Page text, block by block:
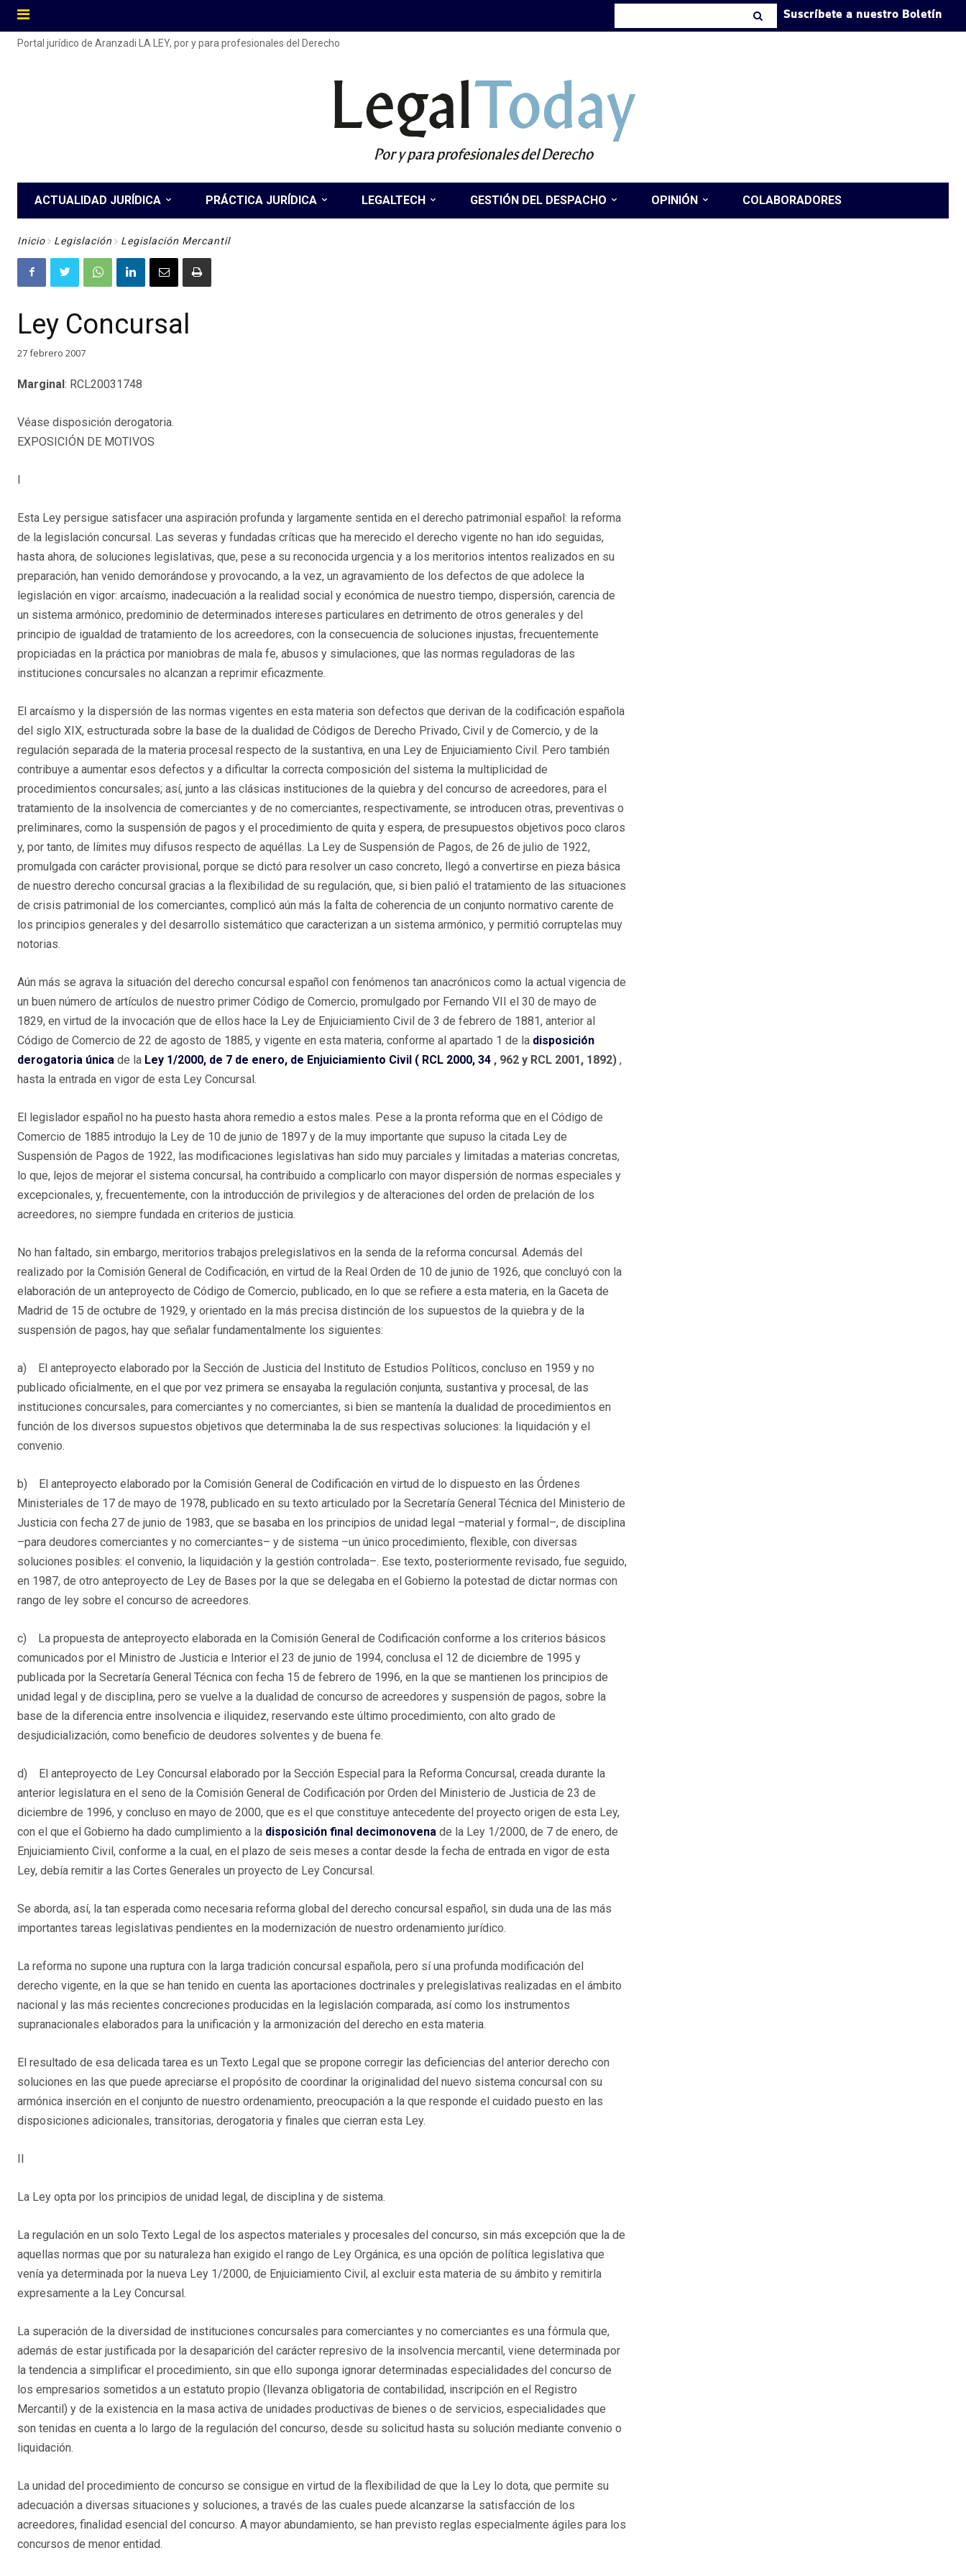
Suscríbete a nuestro Boletín
Portal jurídico de Aranzadi LA LEY, por y para profesionales del Derecho
LegalToday
Por y para profesionales del Derecho
ACTUALIDAD JURÍDICA PRÁCTICA JURÍDICA LEGALTECH GESTIÓN DEL DESPACHO OPINIÓN COLABORADORES
Inicio Legislación Legislación Mercantil
Ley Concursal
27 febrero 2007
Marginal : RCL20031748
Véase disposición derogatoria.
EXPOSICIÓN DE MOTIVOS
Esta Ley persigue satisfacer una aspiración profunda y largamente sentida en el derecho patrimonial español: la reforma
de la legislación concursal. Las severas y fundadas críticas que ha merecido el derecho vigente no han ido seguidas,
hasta ahora, de soluciones legislativas, que, pese a su reconocida urgencia y a los meritorios intentos realizados en su
preparación, han venido demorándose y provocando, a la vez, un agravamiento de los defectos de que adolece la
legislación en vigor: arcaísmo, inadecuación a la realidad social y económica de nuestro tiempo, dispersión, carencia de
un sistema armónico, predominio de determinados intereses particulares en detrimento de otros generales y del
principio de igualdad de tratamiento de los acreedores, con la consecuencia de soluciones injustas, frecuentemente
propiciadas en la práctica por maniobras de mala fe, abusos y simulaciones, que las normas reguladoras de las
instituciones concursales no alcanzan a reprimir eficazmente.
El arcaísmo y la dispersión de las normas vigentes en esta materia son defectos que derivan de la codificación española
del siglo XIX, estructurada sobre la base de la dualidad de Códigos de Derecho Privado, Civil y de Comercio, y de la
regulación separada de la materia procesal respecto de la sustantiva, en una Ley de Enjuiciamiento Civil. Pero también
contribuye a aumentar esos defectos y a dificultar la correcta composición del sistema la multiplicidad de
procedimientos concursales; así, junto a las clásicas instituciones de la quiebra y del concurso de acreedores, para el
tratamiento de la insolvencia de comerciantes y de no comerciantes, respectivamente, se introducen otras, preventivas o
preliminares, como la suspensión de pagos y el procedimiento de quita y espera, de presupuestos objetivos poco claros
y, por tanto, de límites muy difusos respecto de aquéllas. La Ley de Suspensión de Pagos, de 26 de julio de 1922,
promulgada con carácter provisional, porque se dictó para resolver un caso concreto, llegó a convertirse en pieza básica
de nuestro derecho concursal gracias a la flexibilidad de su regulación, que, si bien palió el tratamiento de las situaciones
de crisis patrimonial de los comerciantes, complicó aún más la falta de coherencia de un conjunto normativo carente de
los principios generales y del desarrollo sistemático que caracterizan a un sistema armónico, y permitió corruptelas muy
notorias.
Aún más se agrava la situación del derecho concursal español con fenómenos tan anacrónicos como la actual vigencia de
un buen número de artículos de nuestro primer Código de Comercio, promulgado por Fernando VII el 30 de mayo de
1829, en virtud de la invocación que de ellos hace la Ley de Enjuiciamiento Civil de 3 de febrero de 1881, anterior al
Código de Comercio de 22 de agosto de 1885, y vigente en esta materia, conforme al apartado 1 de la disposición
derogatoria única de la Ley 1/2000, de 7 de enero, de Enjuiciamiento Civil ( RCL 2000, 34 , 962 y RCL 2001, 1892) ,
hasta la entrada en vigor de esta Ley Concursal.
El legislador español no ha puesto hasta ahora remedio a estos males. Pese a la pronta reforma que en el Código de
Comercio de 1885 introdujo la Ley de 10 de junio de 1897 y de la muy importante que supuso la citada Ley de
Suspensión de Pagos de 1922, las modificaciones legislativas han sido muy parciales y limitadas a materias concretas,
lo que, lejos de mejorar el sistema concursal, ha contribuido a complicarlo con mayor dispersión de normas especiales y
excepcionales, y, frecuentemente, con la introducción de privilegios y de alteraciones del orden de prelación de los
acreedores, no siempre fundada en criterios de justicia.
No han faltado, sin embargo, meritorios trabajos prelegislativos en la senda de la reforma concursal. Además del
realizado por la Comisión General de Codificación, en virtud de la Real Orden de 10 de junio de 1926, que concluyó con la
elaboración de un anteproyecto de Código de Comercio, publicado, en lo que se refiere a esta materia, en la Gaceta de
Madrid de 15 de octubre de 1929, y orientado en la más precisa distinción de los supuestos de la quiebra y de la
suspensión de pagos, hay que señalar fundamentalmente los siguientes:
a) El anteproyecto elaborado por la Sección de Justicia del Instituto de Estudios Políticos, concluso en 1959 y no
publicado oficialmente, en el que por vez primera se ensayaba la regulación conjunta, sustantiva y procesal, de las
instituciones concursales, para comerciantes y no comerciantes, si bien se mantenía la dualidad de procedimientos en
función de los diversos supuestos objetivos que determinaba la de sus respectivas soluciones: la liquidación y el
convenio.
b) El anteproyecto elaborado por la Comisión General de Codificación en virtud de lo dispuesto en las Órdenes
Ministeriales de 17 de mayo de 1978, publicado en su texto articulado por la Secretaría General Técnica del Ministerio de
Justicia con fecha 27 de junio de 1983, que se basaba en los principios de unidad legal –material y formal–, de disciplina
–para deudores comerciantes y no comerciantes– y de sistema –un único procedimiento, flexible, con diversas
soluciones posibles: el convenio, la liquidación y la gestión controlada–. Ese texto, posteriormente revisado, fue seguido,
en 1987, de otro anteproyecto de Ley de Bases por la que se delegaba en el Gobierno la potestad de dictar normas con
rango de ley sobre el concurso de acreedores.
c) La propuesta de anteproyecto elaborada en la Comisión General de Codificación conforme a los criterios básicos
comunicados por el Ministro de Justicia e Interior el 23 de junio de 1994, conclusa el 12 de diciembre de 1995 y
publicada por la Secretaría General Técnica con fecha 15 de febrero de 1996, en la que se mantienen los principios de
unidad legal y de disciplina, pero se vuelve a la dualidad de concurso de acreedores y suspensión de pagos, sobre la
base de la diferencia entre insolvencia e iliquidez, reservando este último procedimiento, con alto grado de
desjudicialización, como beneficio de deudores solventes y de buena fe.
d) El anteproyecto de Ley Concursal elaborado por la Sección Especial para la Reforma Concursal, creada durante la
anterior legislatura en el seno de la Comisión General de Codificación por Orden del Ministerio de Justicia de 23 de
diciembre de 1996, y concluso en mayo de 2000, que es el que constituye antecedente del proyecto origen de esta Ley,
con el que el Gobierno ha dado cumplimiento a la disposición final decimonovena de la Ley 1/2000, de 7 de enero, de
Enjuiciamiento Civil, conforme a la cual, en el plazo de seis meses a contar desde la fecha de entrada en vigor de esta
Ley, debía remitir a las Cortes Generales un proyecto de Ley Concursal.
Se aborda, así, la tan esperada como necesaria reforma global del derecho concursal español, sin duda una de las más
importantes tareas legislativas pendientes en la modernización de nuestro ordenamiento jurídico.
La reforma no supone una ruptura con la larga tradición concursal española, pero sí una profunda modificación del
derecho vigente, en la que se han tenido en cuenta las aportaciones doctrinales y prelegislativas realizadas en el ámbito
nacional y las más recientes concreciones producidas en la legislación comparada, así como los instrumentos
supranacionales elaborados para la unificación y la armonización del derecho en esta materia.
El resultado de esa delicada tarea es un Texto Legal que se propone corregir las deficiencias del anterior derecho con
soluciones en las que puede apreciarse el propósito de coordinar la originalidad del nuevo sistema concursal con su
armónica inserción en el conjunto de nuestro ordenamiento, preocupación a la que responde el cuidado puesto en las
disposiciones adicionales, transitorias, derogatoria y finales que cierran esta Ley.
La Ley opta por los principios de unidad legal, de disciplina y de sistema.
La regulación en un solo Texto Legal de los aspectos materiales y procesales del concurso, sin más excepción que la de
aquellas normas que por su naturaleza han exigido el rango de Ley Orgánica, es una opción de política legislativa que
venía ya determinada por la nueva Ley 1/2000, de Enjuiciamiento Civil, al excluir esta materia de su ámbito y remitirla
expresamente a la Ley Concursal.
La superación de la diversidad de instituciones concursales para comerciantes y no comerciantes es una fórmula que,
además de estar justificada por la desaparición del carácter represivo de la insolvencia mercantil, viene determinada por
la tendencia a simplificar el procedimiento, sin que ello suponga ignorar determinadas especialidades del concurso de
los empresarios sometidos a un estatuto propio (llevanza obligatoria de contabilidad, inscripción en el Registro
Mercantil) y de la existencia en la masa activa de unidades productivas de bienes o de servicios, especialidades que
son tenidas en cuenta a lo largo de la regulación del concurso, desde su solicitud hasta su solución mediante convenio o
liquidación.
La unidad del procedimiento de concurso se consigue en virtud de la flexibilidad de que la Ley lo dota, que permite su
adecuación a diversas situaciones y soluciones, a través de las cuales puede alcanzarse la satisfacción de los
acreedores, finalidad esencial del concurso. A mayor abundamiento, se han previsto reglas especialmente ágiles para los
concursos de menor entidad.